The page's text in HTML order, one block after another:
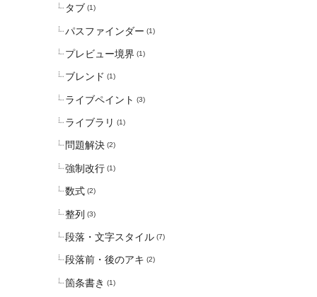
タブ (1)
パスファインダー (1)
プレビュー境界 (1)
ブレンド (1)
ライブペイント (3)
ライブラリ (1)
問題解決 (2)
強制改行 (1)
数式 (2)
整列 (3)
段落・文字スタイル (7)
段落前・後のアキ (2)
箇条書き (1)